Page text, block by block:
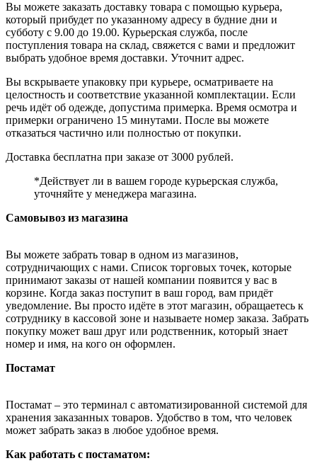
Вы можете заказать доставку товара с помощью курьера,
который прибудет по указанному адресу в будние дни и
субботу с 9.00 до 19.00. Курьерская служба, после
поступления товара на склад, свяжется с вами и предложит
выбрать удобное время доставки. Уточнит адрес.
Вы вскрываете упаковку при курьере, осматриваете на
целостность и соответствие указанной комплектации. Если
речь идёт об одежде, допустима примерка. Время осмотра и
примерки ограничено 15 минутами. После вы можете
отказаться частично или полностью от покупки.
Доставка бесплатна при заказе от 3000 рублей.
*Действует ли в вашем городе курьерская служба,
уточняйте у менеджера магазина.
Самовывоз из магазина
Вы можете забрать товар в одном из магазинов,
сотрудничающих с нами. Список торговых точек, которые
принимают заказы от нашей компании появится у вас в
корзине. Когда заказ поступит в ваш город, вам придёт
уведомление. Вы просто идёте в этот магазин, обращаетесь к
сотруднику в кассовой зоне и называете номер заказа. Забрать
покупку может ваш друг или родственник, который знает
номер и имя, на кого он оформлен.
Постамат
Постамат – это терминал с автоматизированной системой для
хранения заказанных товаров. Удобство в том, что человек
может забрать заказ в любое удобное время.
Как работать с постаматом: